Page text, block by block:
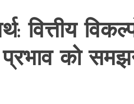
वित्तीय
को